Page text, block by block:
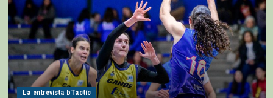
La entrevista bTactic